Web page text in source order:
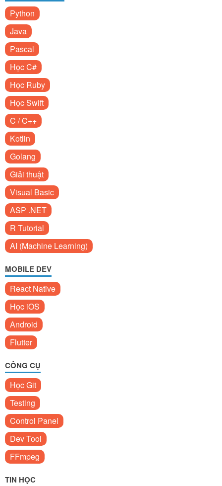
Python
Java
Pascal
Học C#
Học Ruby
Học Swift
C / C++
Kotlin
Golang
Giải thuật
Visual Basic
ASP .NET
R Tutorial
AI (Machine Learning)
MOBILE DEV
React Native
Học iOS
Android
Flutter
CÔNG CỤ
Học Git
Testing
Control Panel
Dev Tool
FFmpeg
TIN HỌC